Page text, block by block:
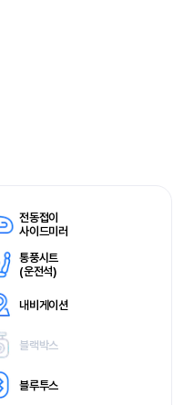
전동접이
사이드미러
통풍시트
(운전석)
내비게이션
블랙박스
블루투스